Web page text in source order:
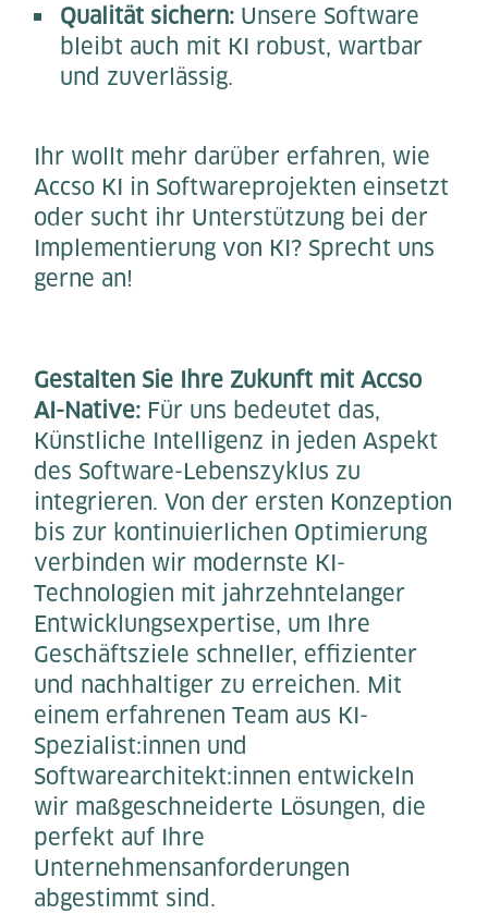
Qualität sichern: Unsere Software
bleibt auch mit KI robust, wartbar
und zuverlässig.
Ihr wollt mehr darüber erfahren, wie
Accso KI in Softwareprojekten einsetzt
oder sucht ihr Unterstützung bei der
Implementierung von KI? Sprecht uns
gerne an!
Gestalten Sie Ihre Zukunft mit Accso
AI-Native: Für uns bedeutet das,
Künstliche Intelligenz in jeden Aspekt
des Software-Lebenszyklus zu
integrieren. Von der ersten Konzeption
bis zur kontinuierlichen Optimierung
verbinden wir modernste KI-
Technologien mit jahrzehntelanger
Entwicklungsexpertise, um Ihre
Geschäftsziele schneller, effizienter
und nachhaltiger zu erreichen. Mit
einem erfahrenen Team aus KI-
Spezialist:innen und
Softwarearchitekt:innen entwickeln
wir maßgeschneiderte Lösungen, die
perfekt auf Ihre
Unternehmensanforderungen
abgestimmt sind.